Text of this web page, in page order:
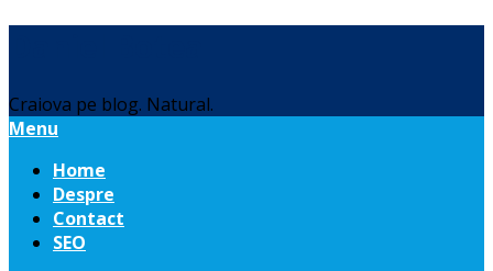
Craiova pe blog. Natural.
Menu
Home
Despre
Contact
SEO